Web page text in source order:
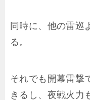
同時に、他の雷巡
る。
それでも開幕雷撃
きるし、夜戦火力